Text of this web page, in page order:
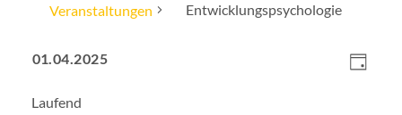
Veranstaltungen Entwicklungspsychologie
Veranstaltungen
1.
Tag
01.04.2025
wählen.
Laufend